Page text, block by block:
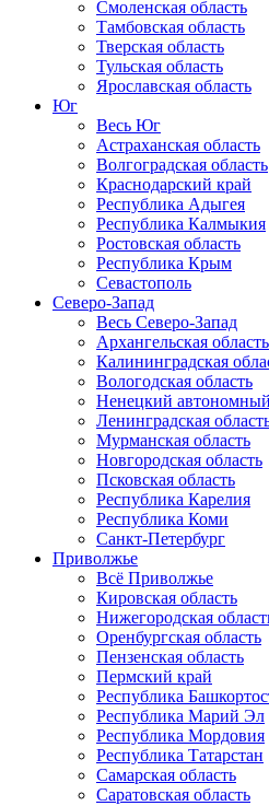
Смоленская область
Тамбовская область
Тверская область
Тульская область
Ярославская область
Юг
Весь Юг
Астраханская область
Волгоградская область
Краснодарский край
Республика Адыгея
Республика Калмыкия
Ростовская область
Республика Крым
Севастополь
Северо-Запад
Весь Северо-Запад
Архангельская область
Калининградская
Вологодская область
Ненецкий
Ленинградская
Мурманская область
Новгородская область
Псковская область
Республика Карелия
Республика Коми
Санкт-Петербург
Приволжье
Всё Приволжье
Кировская область
Нижегородская
Оренбургская область
Пензенская область
Пермский край
Республика
Республика Марий Эл
Республика Мордовия
Республика Татарстан
Самарская область
Саратовская область